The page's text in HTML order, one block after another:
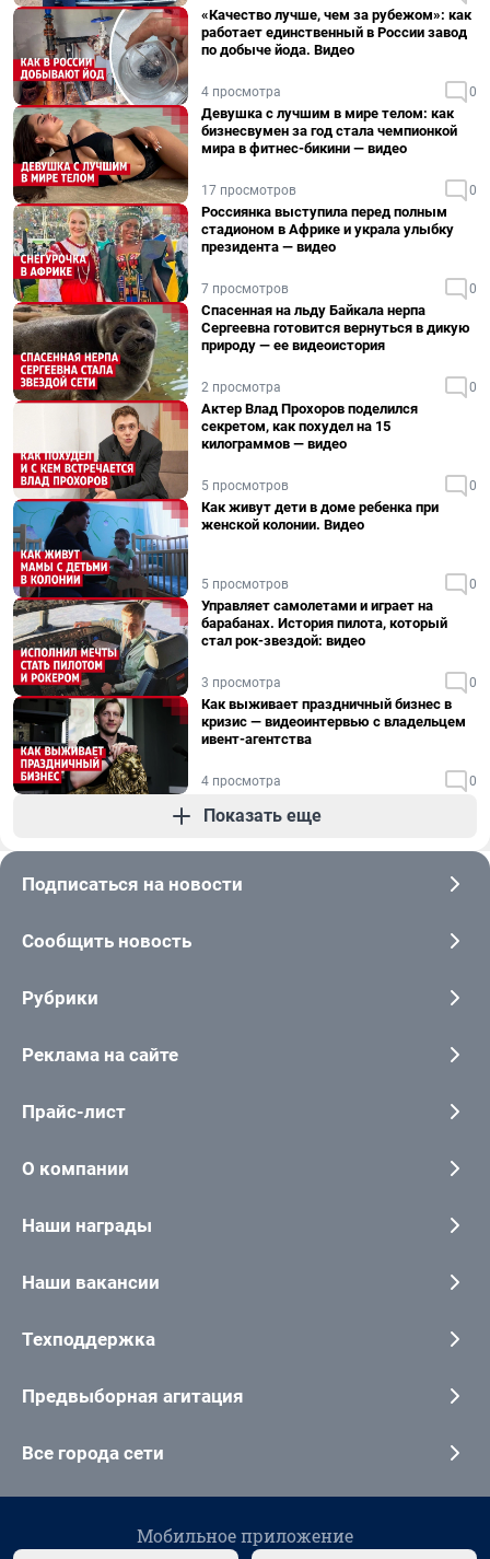
«Качество лучше, чем за рубежом»: как
работает единственный в России завод
по добыче йода. Видео
4 просмотра 0
Девушка с лучшим в мире телом: как
бизнесвумен за год стала чемпионкой
мира в фитнес-бикини — видео
17 просмотров 0
Россиянка выступила перед полным
стадионом в Африке и украла улыбку
президента — видео
7 просмотров 0
Спасенная на льду Байкала нерпа
Сергеевна готовится вернуться в дикую
природу — ее видеоистория
2 просмотра 0
Актер Влад Прохоров поделился
секретом, как похудел на 15
килограммов — видео
5 просмотров 0
Как живут дети в доме ребенка при
женской колонии. Видео
5 просмотров 0
Управляет самолетами и играет на
барабанах. История пилота, который
стал рок-звездой: видео
3 просмотра 0
Как выживает праздничный бизнес в
кризис — видеоинтервью с владельцем
ивент-агентства
4 просмотра 0
Показать еще
Подписаться на новости
Сообщить новость
Рубрики
Реклама на сайте
Прайс-лист
О компании
Наши награды
Наши вакансии
Техподдержка
Предвыборная агитация
Все города сети
Мобильное приложение